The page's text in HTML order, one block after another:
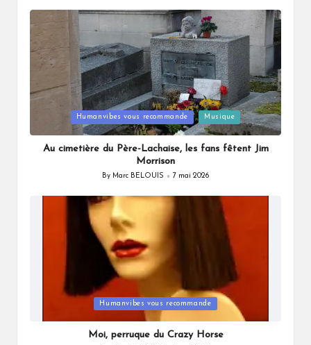
Humanvibes vous recommande Musique
Au cimetière du Père-Lachaise, les fans fêtent Jim
Morrison
Posted
By Marc BELOUIS 7 mai 2026
Humanvibes vous recommande
Moi, perruque du Crazy Horse